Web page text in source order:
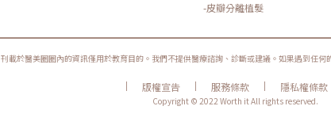
-皮瓣分離植髮
刊載於醫美圈圈內的資訊僅用於教育目的。我們不提供醫療諮詢、診斷或建議。如果遇到任
| 版權宣告 | 服務條款 | 隱私權條款
Copyright © 2022 Worth it All rights reserved.